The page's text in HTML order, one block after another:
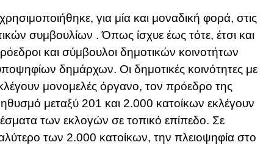
για μία και μοναδική φορά, στις
συμβουλίων . Όπως ίσχυε έως τότε, έτσι και
και σύμβουλοι δημοτικών κοινοτήτων
δημάρχων. Οι δημοτικές κοινότητες με
μονομελές όργανο, τον πρόεδρο της
μεταξύ 201 και 2.000 κατοίκων εκλέγουν
των εκλογών σε τοπικό επίπεδο. Σε
των 2.000 κατοίκων, την πλειοψηφία στο